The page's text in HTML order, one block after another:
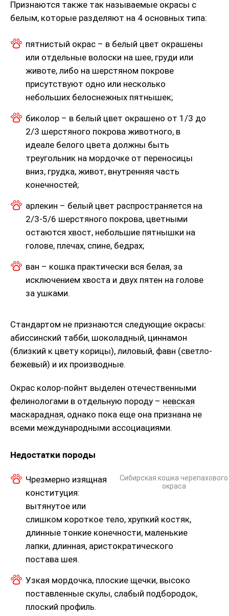
Признаются также так называемые окрасы с
белым, которые разделяют на 4 основных типа:
пятнистый окрас – в белый цвет окрашены
или отдельные волоски на шее, груди или
животе, либо на шерстяном покрове
присутствуют одно или несколько
небольших белоснежных пятнышек;
биколор – в белый цвет окрашено от 1/3 до
2/3 шерстяного покрова животного, в
идеале белого цвета должны быть
треугольник на мордочке от переносицы
вниз, грудка, живот, внутренняя часть
конечностей;
арлекин – белый цвет распространяется на
2/3-5/6 шерстяного покрова, цветными
остаются хвост, небольшие пятнышки на
голове, плечах, спине, бедрах;
ван – кошка практически вся белая, за
исключением хвоста и двух пятен на голове
за ушками.
Стандартом не признаются следующие окрасы:
абиссинский табби, шоколадный, циннамон
(близкий к цвету корицы), лиловый, фавн (светло-
бежевый) и их производные.
Окрас колор-пойнт выделен отечественными
фелинологами в отдельную породу – невская
маскарадная, однако пока еще она признана не
всеми международными ассоциациями.
Недостатки породы
Сибирская кошка черепахового
окраса
Чрезмерно изящная
конституция:
вытянутое или
слишком короткое тело, хрупкий костяк,
длинные тонкие конечности, маленькие
лапки, длинная, аристократического
постава шея.
Узкая мордочка, плоские щечки, высоко
поставленные скулы, слабый подбородок,
плоский профиль.